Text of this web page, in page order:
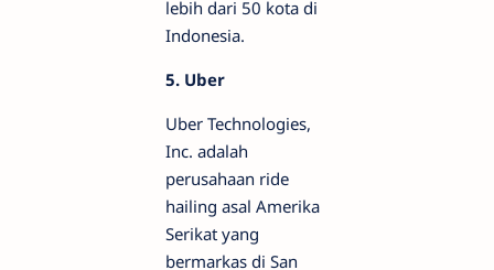
lebih dari 50 kota di
Indonesia.
5. Uber
Uber Technologies,
Inc. adalah
perusahaan ride
hailing asal Amerika
Serikat yang
bermarkas di San